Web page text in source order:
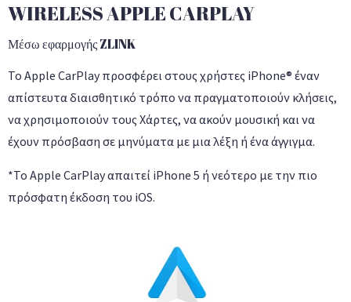
WIRELESS APPLE CARPLAY
Μέσω εφαρμογής ZLINK
Το Apple CarPlay προσφέρει στους χρήστες iPhone® έναν
απίστευτα διαισθητικό τρόπο να πραγματοποιούν κλήσεις,
να χρησιμοποιούν τους Χάρτες, να ακούν μουσική και να
έχουν πρόσβαση σε μηνύματα με μια λέξη ή ένα άγγιγμα.
*Το Apple CarPlay απαιτεί iPhone 5 ή νεότερο με την πιο
πρόσφατη έκδοση του iOS.